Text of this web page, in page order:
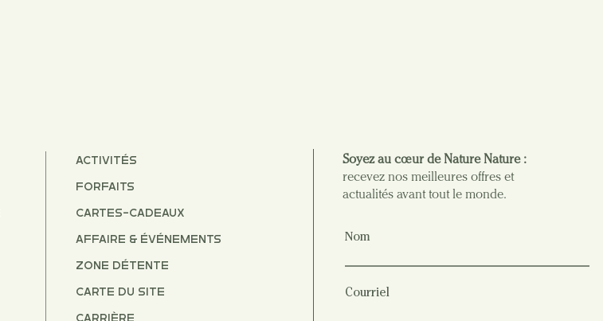
ACTIVITÉS
FORFAITS
CARTEs-CADEAUx
AFFAIRE & ÉVÉNEMENTS
ZONE DÉTENTE
CARTE DU SITE
CARRIÈRE
Soyez au cœur de Nature Nature :
recevez nos meilleures offres et
actualités avant tout le monde.
Nom
Courriel